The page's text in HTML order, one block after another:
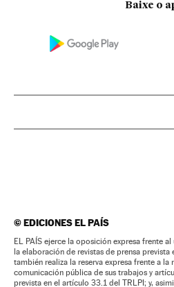
Baixe o
©EDICIONES EL PAÍS
EL PAÍS ejerce la oposición expresa frente
la elaboración de revistas de prensa
también realiza la reserva expresa frente a
comunicación pública de sus trabajos y
prevista en el artículo 33.1 del TRLPI; y,